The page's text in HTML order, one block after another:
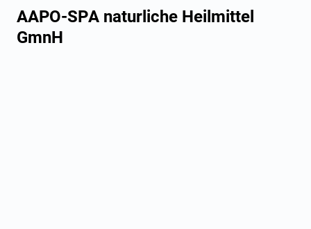
AAPO-SPA naturliche Heilmittel
GmnH